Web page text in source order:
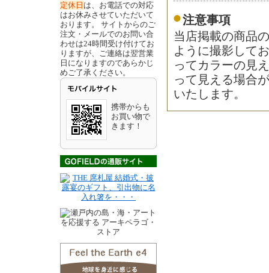
定休日 は、お電話での対応
はお休みさせていただいて
おります。 サイトからのご
注文・メールでのお問い合
わせは24時間受け付けてお
りますが、ご連絡は翌営業
日になりますのであらかじ
めご了承ください。
携帯からも
お買い物で
きます！
注意事項
当店掲載の商品
ように撮影して
ってカラーの見
って見える場合
いたします。